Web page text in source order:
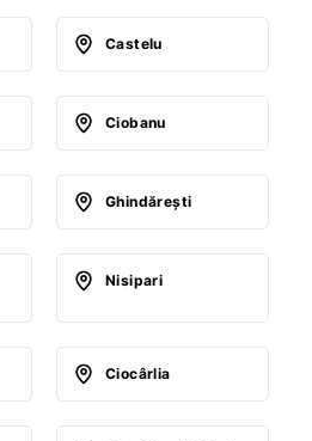
Castelu
Ciobanu
Ghindăreşti
Nisipari
Ciocârlia